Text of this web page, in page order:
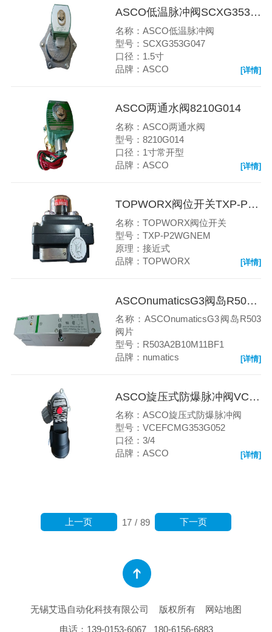
ASCO低温脉冲阀SCXG353G047
名称：ASCO低温脉冲阀
型号：SCXG353G047
口径：1.5寸
品牌：ASCO
[详情]
ASCO两通水阀8210G014
名称：ASCO两通水阀
型号：8210G014
口径：1寸常开型
品牌：ASCO
[详情]
TOPWORX阀位开关TXP-P2WGNEM
名称：TOPWORX阀位开关
型号：TXP-P2WGNEM
原理：接近式
品牌：TOPWORX
[详情]
ASCOnumaticsG3阀岛R503阀片R503A2B10M11BF1
名称：ASCOnumaticsG3阀岛R503
阀片
型号：R503A2B10M11BF1
品牌：numatics
[详情]
ASCO旋压式防爆脉冲阀VCEFCMG353G052
名称：ASCO旋压式防爆脉冲阀
型号：VCEFCMG353G052
口径：3/4
品牌：ASCO
[详情]
17 / 89
上一页 下一页
无锡艾迅自动化科技有限公司 版权所有
网站地图
电话： 139-0153-6067 180-6156-6883